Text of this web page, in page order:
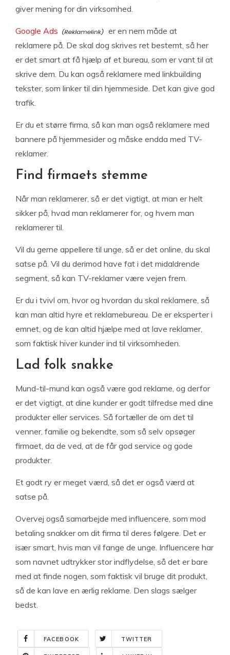
giver mening for din virksomhed.
Google Ads
er en nem måde at
reklamere på. De skal dog skrives ret bestemt, så her
er det smart at få hjælp af et bureau, som er vant til at
skrive dem. Du kan også reklamere med linkbuilding
tekster, som linker til din hjemmeside. Det kan give god
trafik.
Er du et større firma, så kan man også reklamere med
bannere på hjemmesider og måske endda med TV-
reklamer.
Find firmaets stemme
Når man reklamerer, så er det vigtigt, at man er helt
sikker på, hvad man reklamerer for, og hvem man
reklamerer til.
Vil du gerne appellere til unge, så er det online, du skal
satse på. Vil du derimod have fat i det midaldrende
segment, så kan TV-reklamer være vejen frem.
Er du i tvivl om, hvor og hvordan du skal reklamere, så
kan man altid hyre et reklamebureau. De er eksperter i
emnet, og de kan altid hjælpe med at lave reklamer,
som faktisk hiver kunder ind til virksomheden.
Lad folk snakke
Mund-til-mund kan også være god reklame, og derfor
er det vigtigt, at dine kunder er godt tilfredse med dine
produkter eller services. Så fortæller de om det til
venner, familie og bekendte, som så selv opsøger
firmaet, da de ved, at de får god service og gode
produkter.
Et godt ry er meget værd, så det er også værd at
satse på.
Overvej også samarbejde med influencere, som mod
betaling snakker om dit firma til deres følgere. Det er
især smart, hvis man vil fange de unge. Influencere har
som navnet udtrykker stor indflydelse, så det er bare
med at finde nogen, som faktisk vil bruge dit produkt,
så de kan lave en ærlig reklame. Den slags sælger
bedst.
FACEBOOK TWITTER